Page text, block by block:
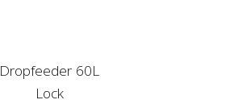
Dropfeeder 60L
Lock